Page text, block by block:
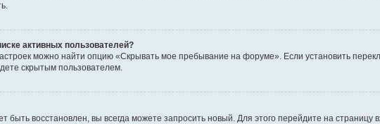
активных пользователей?
можно найти опцию «Скрывать мое пребывание на форуме». Если установить
скрытым пользователем.
быть восстановлен, вы всегда можете запросить новый. Для этого перейдите на